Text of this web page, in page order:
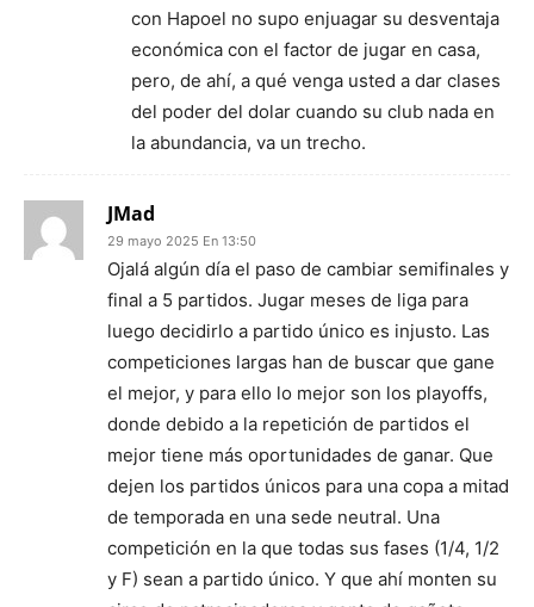
con Hapoel no supo enjuagar su desventaja
económica con el factor de jugar en casa,
pero, de ahí, a qué venga usted a dar clases
del poder del dolar cuando su club nada en
la abundancia, va un trecho.
JMad
29 mayo 2025 En 13:50
Ojalá algún día el paso de cambiar semifinales y
final a 5 partidos. Jugar meses de liga para
luego decidirlo a partido único es injusto. Las
competiciones largas han de buscar que gane
el mejor, y para ello lo mejor son los playoffs,
donde debido a la repetición de partidos el
mejor tiene más oportunidades de ganar. Que
dejen los partidos únicos para una copa a mitad
de temporada en una sede neutral. Una
competición en la que todas sus fases (1/4, 1/2
y F) sean a partido único. Y que ahí monten su